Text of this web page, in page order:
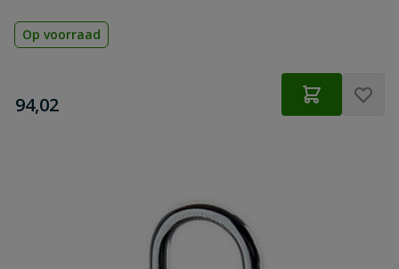
Op voorraad
€
94,02